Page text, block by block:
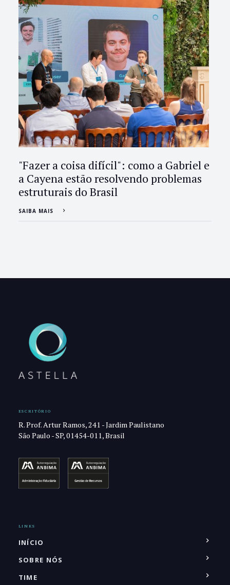
"Fazer a coisa difícil": como a Gabriel e
a Cayena estão resolvendo problemas
estruturais do Brasil
SAIBA MAIS
ESCRITÓRIO
R. Prof. Artur Ramos, 241 - Jardim Paulistano
São Paulo - SP, 01454-011, Brasil
LINKS
INÍCIO
SOBRE NÓS
TIME